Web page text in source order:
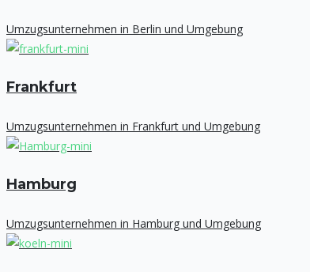
Umzugsunternehmen in Berlin und Umgebung
Frankfurt
Umzugsunternehmen in Frankfurt und Umgebung
Hamburg
Umzugsunternehmen in Hamburg und Umgebung